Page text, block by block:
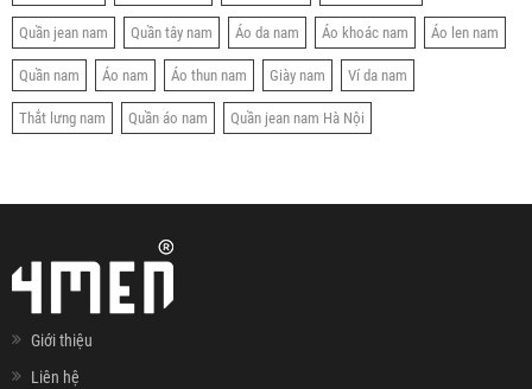
Quần jean nam Quần tây nam Áo da nam Áo khoác nam Áo len nam
Quần nam Áo nam Áo thun nam Giày nam Ví da nam
Thắt lưng nam Quần áo nam Quần jean nam Hà Nội
Giới thiệu
Liên hệ